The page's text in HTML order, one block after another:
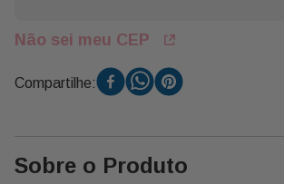
Não sei meu CEP
Compartilhe:
Sobre o Produto